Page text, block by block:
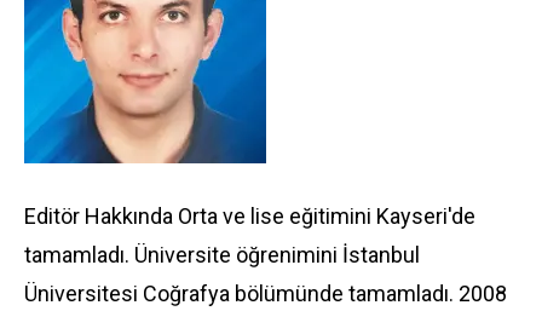
Editör Hakkında Orta ve lise eğitimini Kayseri'de
tamamladı. Üniversite öğrenimini İstanbul
Üniversitesi Coğrafya bölümünde tamamladı. 2008